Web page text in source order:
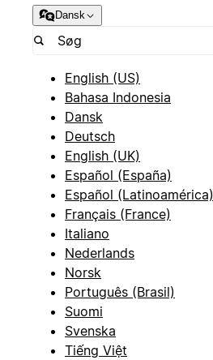
Dansk
English (US)
Bahasa Indonesia
Dansk
Deutsch
English (UK)
Español (España)
Español (Latinoamérica)
Français (France)
Italiano
Nederlands
Norsk
Português (Brasil)
Suomi
Svenska
Tiếng Việt